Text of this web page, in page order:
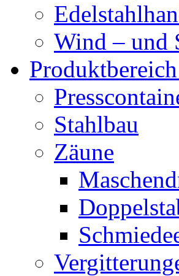
Wind – und
Stahlbau
Zäune